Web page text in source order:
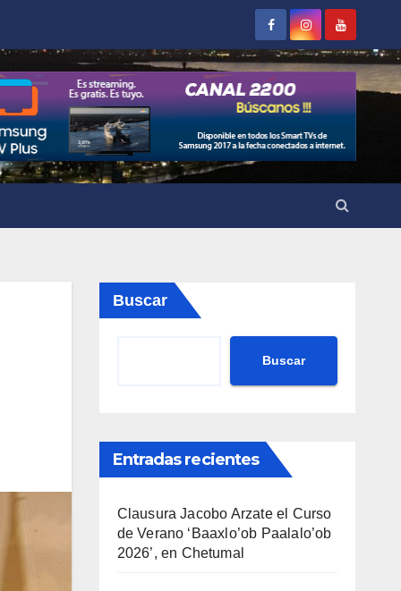
Buscar
Buscar
Entradas recientes
Clausura Jacobo Arzate el Curso
de Verano ‘Baaxlo’ob Paalalo’ob
2026’, en Chetumal